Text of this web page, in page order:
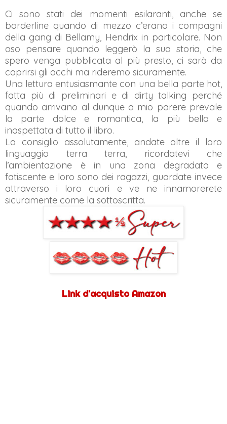
Ci sono stati dei momenti esilaranti, anche se
borderline quando di mezzo c’erano i compagni
della gang di Bellamy, Hendrix in particolare. Non
oso pensare quando leggerò la sua storia, che
spero venga pubblicata al più presto, ci sarà da
coprirsi gli occhi ma rideremo sicuramente.
Una lettura entusiasmante con una bella parte hot,
fatta più di preliminari e di dirty talking perché
quando arrivano al dunque a mio parere prevale
la parte dolce e romantica, la più bella e
inaspettata di tutto il libro.
Lo consiglio assolutamente, andate oltre il loro
linguaggio terra terra, ricordatevi che
l’ambientazione è in una zona degradata e
fatiscente e loro sono dei ragazzi, guardate invece
attraverso i loro cuori e ve ne innamorerete
sicuramente come la sottoscritta.
Link d'acquisto Amazon